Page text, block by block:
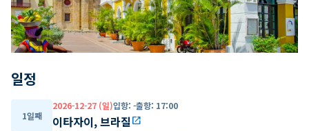
일정
1일째
2026-12-27 (일)입항: -출항: 17:00
이타자이, 브라질open_in_new